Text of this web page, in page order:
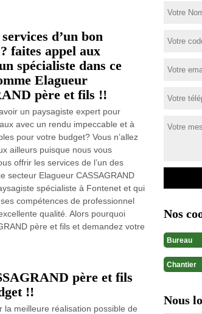
d’un bon
faites appel aux
spécialiste dans ce
Elagueur
père et fils !!
un paysagiste expert pour
avec un rendu impeccable et à
pour votre budget? Vous n’allez
ailleurs puisque nous vous
offrir les services de l’un des
secteur Elagueur CASSAGRAND
spécialiste à Fontenet et qui
compétences de professionnel
qualité. Alors pourquoi
père et fils et demandez votre
père et fils
!!
meilleure réalisation possible de
Nos
Bureau
Chantier
Nous